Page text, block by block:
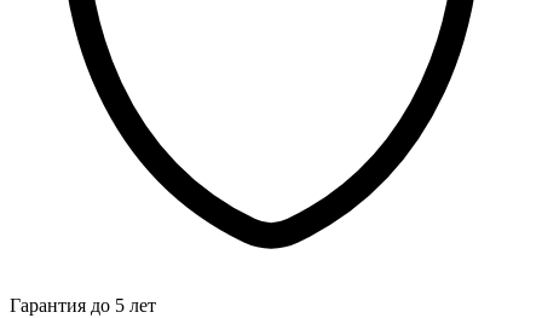
Гарантия до 5 лет